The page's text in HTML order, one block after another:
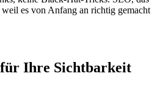
es von Anfang an richtig gemacht
Ihre Sichtbarkeit